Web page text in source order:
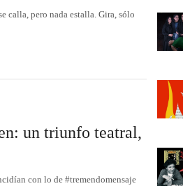
calla, pero nada estalla. Gira, sólo
un triunfo teatral,
con lo de #tremendomensaje